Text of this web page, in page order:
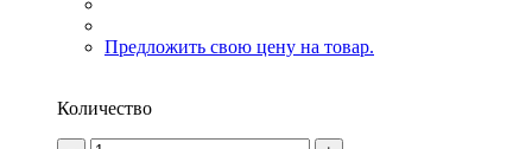
Предложить свою цену на товар.
Количество